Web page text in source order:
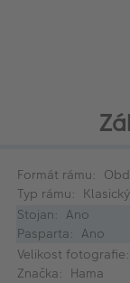
Formát rámu:
Typ rámu: Klasický
Stojan: Ano
Pasparta: Ano
Velikost
Značka: Hama